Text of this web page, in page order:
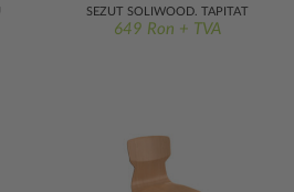
DERBY ERGO
ȘEZUT SOLIWOOD, TAPIȚAT
649 Ron + TVA